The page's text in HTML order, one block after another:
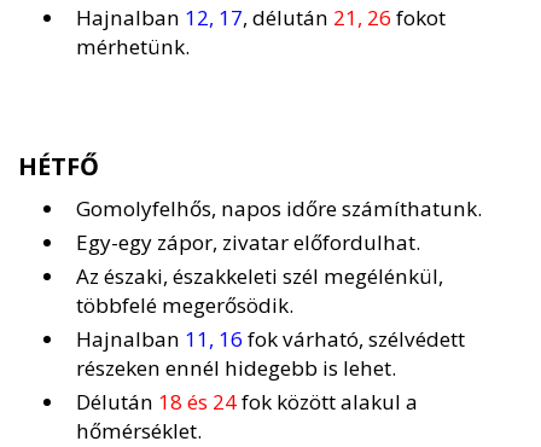
Hajnalban 12, 17, délután 21, 26 fokot
mérhetünk.
HÉTFŐ
Gomolyfelhős, napos időre számíthatunk.
Egy-egy zápor, zivatar előfordulhat.
Az északi, északkeleti szél megélénkül,
többfelé megerősödik.
Hajnalban 11, 16 fok várható, szélvédett
részeken ennél hidegebb is lehet.
Délután 18 és 24fok között alakul a
hőmérséklet.